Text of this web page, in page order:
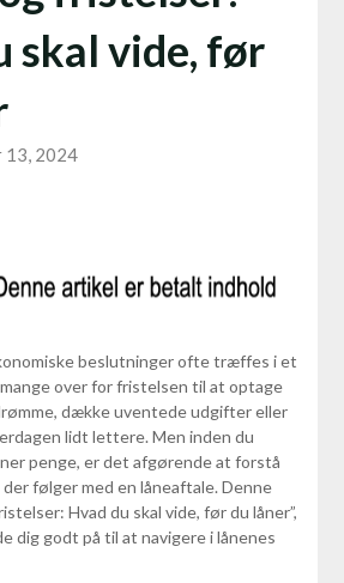
skal vide, før
13, 2024
beslutninger ofte træffes i et
over for fristelsen til at optage
dække uventede udgifter eller
lidt lettere. Men inden du
penge, er det afgørende at forstå
følger med en låneaftale. Denne
Hvad du skal vide, før du låner”,
dig godt på til at navigere i lånenes